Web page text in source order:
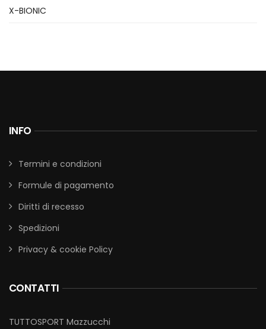
X-BIONIC
INFO
Termini e condizioni
Formule di pagamento
Diritti di recesso
Spedizioni
Privacy & cookie Policy
CONTATTI
TUTTOSPORT Mazzucchi